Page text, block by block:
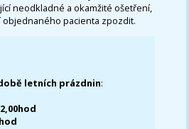
neodkladné a okamžité ošetření,
objednaného pacienta zpozdit.
letních prázdnin: